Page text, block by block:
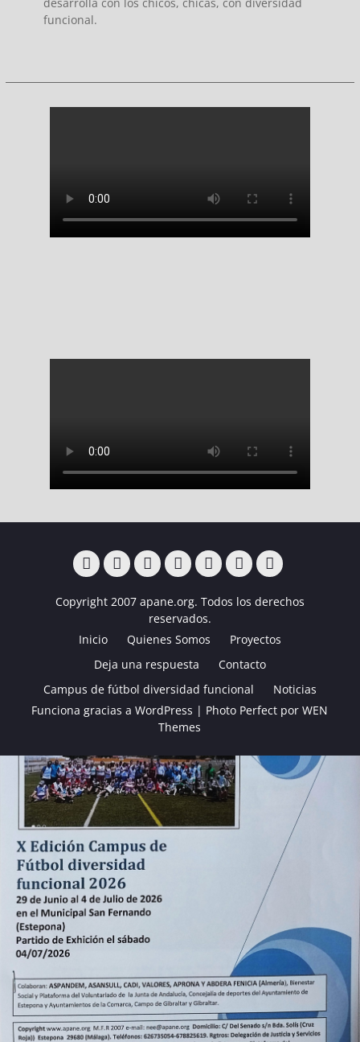
funcional.
Somos
una
respuesta
de
diversidad
funcional
Copyright 2007 apane.org. Todos los derechos
reservados.
Inicio
Quienes Somos
Proyectos
Deja una respuesta
Contacto
Campus de fútbol diversidad funcional
Noticias
Funciona gracias a WordPress | Photo Perfect porWEN
Themes